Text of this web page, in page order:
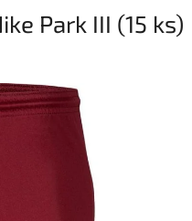
Park III (15 ks)